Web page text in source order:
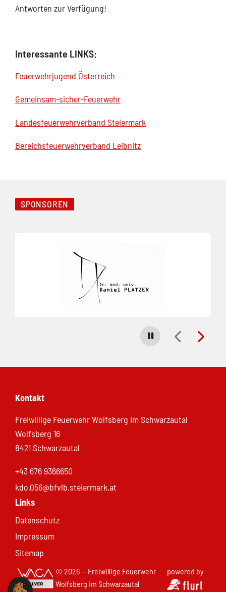
Antworten zur Verfügung!
Interessante LINKS:
Feuerwehrjugend Österreich
Gemeinsam-sicher-Feuerwehr
Landesfeuerwehrverband Steiermark
Bereichsfeuerwehrverband Leibnitz
SPONSOREN
Carousel stoppen
Kontakt
Freiwillige Feuerwehr Wolfsberg im Schwarzautal
Wolfsberg 16
8421 Schwarzautal
+43 676 9366650
kdo.056@bfvlb.steiermark.at
Links
Datenschutz
Impressum
Sitemap
© 2026 — Freiwillige Feuerwehr
Wolfsberg im Schwarzautal
powered by